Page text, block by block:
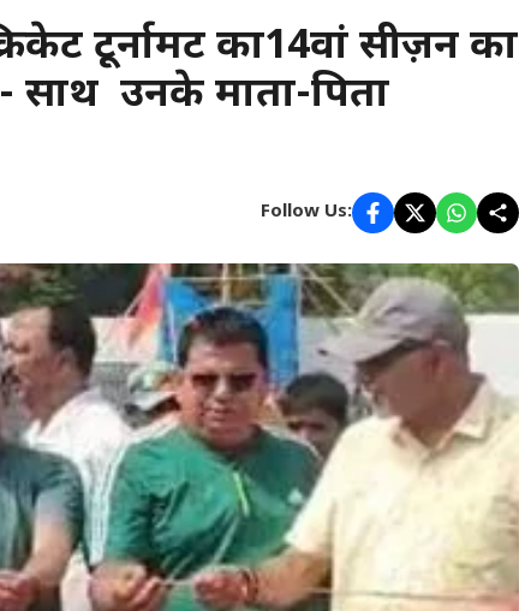
टूर्नामेंट का14वां सीज़न का
उनके माता-पिता
Follow Us: